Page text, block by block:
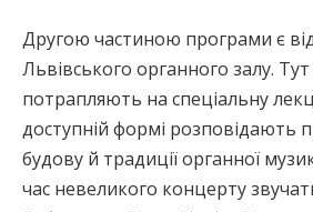
Другою частиною програми є
Львівського органного залу.
потрапляють на спеціальну
доступній формі розповідають
будову й традиції органної
час невеликого концерту